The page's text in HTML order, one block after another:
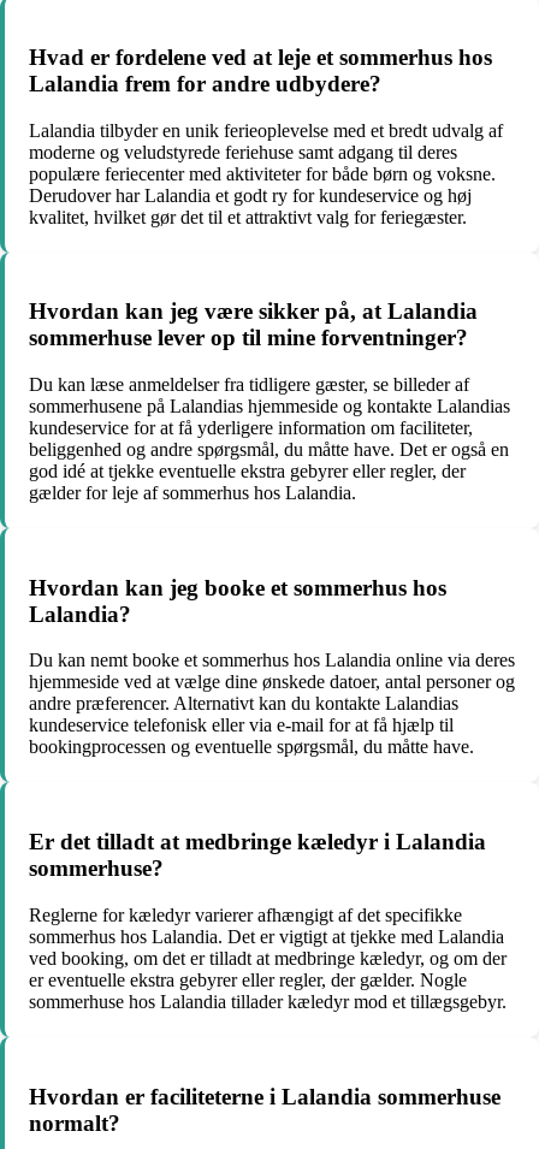
Hvad er fordelene ved at leje et sommerhus hos
Lalandia frem for andre udbydere?
Lalandia tilbyder en unik ferieoplevelse med et bredt udvalg af
moderne og veludstyrede feriehuse samt adgang til deres
populære feriecenter med aktiviteter for både børn og voksne.
Derudover har Lalandia et godt ry for kundeservice og høj
kvalitet, hvilket gør det til et attraktivt valg for feriegæster.
Hvordan kan jeg være sikker på, at Lalandia
sommerhuse lever op til mine forventninger?
Du kan læse anmeldelser fra tidligere gæster, se billeder af
sommerhusene på Lalandias hjemmeside og kontakte Lalandias
kundeservice for at få yderligere information om faciliteter,
beliggenhed og andre spørgsmål, du måtte have. Det er også en
god idé at tjekke eventuelle ekstra gebyrer eller regler, der
gælder for leje af sommerhus hos Lalandia.
Hvordan kan jeg booke et sommerhus hos
Lalandia?
Du kan nemt booke et sommerhus hos Lalandia online via deres
hjemmeside ved at vælge dine ønskede datoer, antal personer og
andre præferencer. Alternativt kan du kontakte Lalandias
kundeservice telefonisk eller via e-mail for at få hjælp til
bookingprocessen og eventuelle spørgsmål, du måtte have.
Er det tilladt at medbringe kæledyr i Lalandia
sommerhuse?
Reglerne for kæledyr varierer afhængigt af det specifikke
sommerhus hos Lalandia. Det er vigtigt at tjekke med Lalandia
ved booking, om det er tilladt at medbringe kæledyr, og om der
er eventuelle ekstra gebyrer eller regler, der gælder. Nogle
sommerhuse hos Lalandia tillader kæledyr mod et tillægsgebyr.
Hvordan er faciliteterne i Lalandia sommerhuse
normalt?